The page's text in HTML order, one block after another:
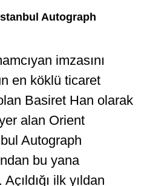
Autograph
imzasını
en köklü ticaret
Basiret Han olarak
alan Orient
Autograph
bu yana
ilk yıldan